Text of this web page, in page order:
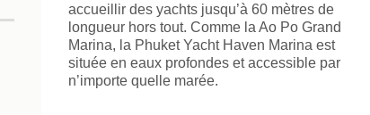
accueillir des yachts jusqu’à 60 mètres de
longueur hors tout. Comme la Ao Po Grand
Marina, la Phuket Yacht Haven Marina est
située en eaux profondes et accessible par
n’importe quelle marée.